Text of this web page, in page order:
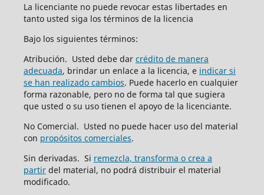
La licenciante no puede revocar estas libertades en
tanto usted siga los términos de la licencia
Bajo los siguientes términos:
Atribución. Usted debe dar crédito de manera
adecuada, brindar un enlace a la licencia, e indicar si
se han realizado cambios. Puede hacerlo en cualquier
forma razonable, pero no de forma tal que sugiera
que usted o su uso tienen el apoyo de la licenciante.
No Comercial. Usted no puede hacer uso del material
con propósitos comerciales.
Sin derivadas. Si remezcla, transforma o crea a
partirdel material, no podrá distribuir el material
modificado.